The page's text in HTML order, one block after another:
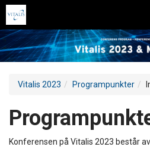
Vitalis 2023 Programpunkter
Konferensen på Vitalis 2023 består